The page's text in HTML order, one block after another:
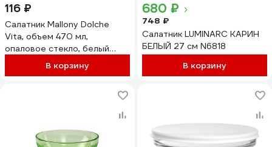
116 ₽
Салатник Mallony Dolche
Vita, объем 470 мл,
опаловое стекло, белый
В корзину
680 ₽
748 ₽
Салатник LUMINARC КАРИН
БЕЛЫЙ 27 см N6818
В корзину